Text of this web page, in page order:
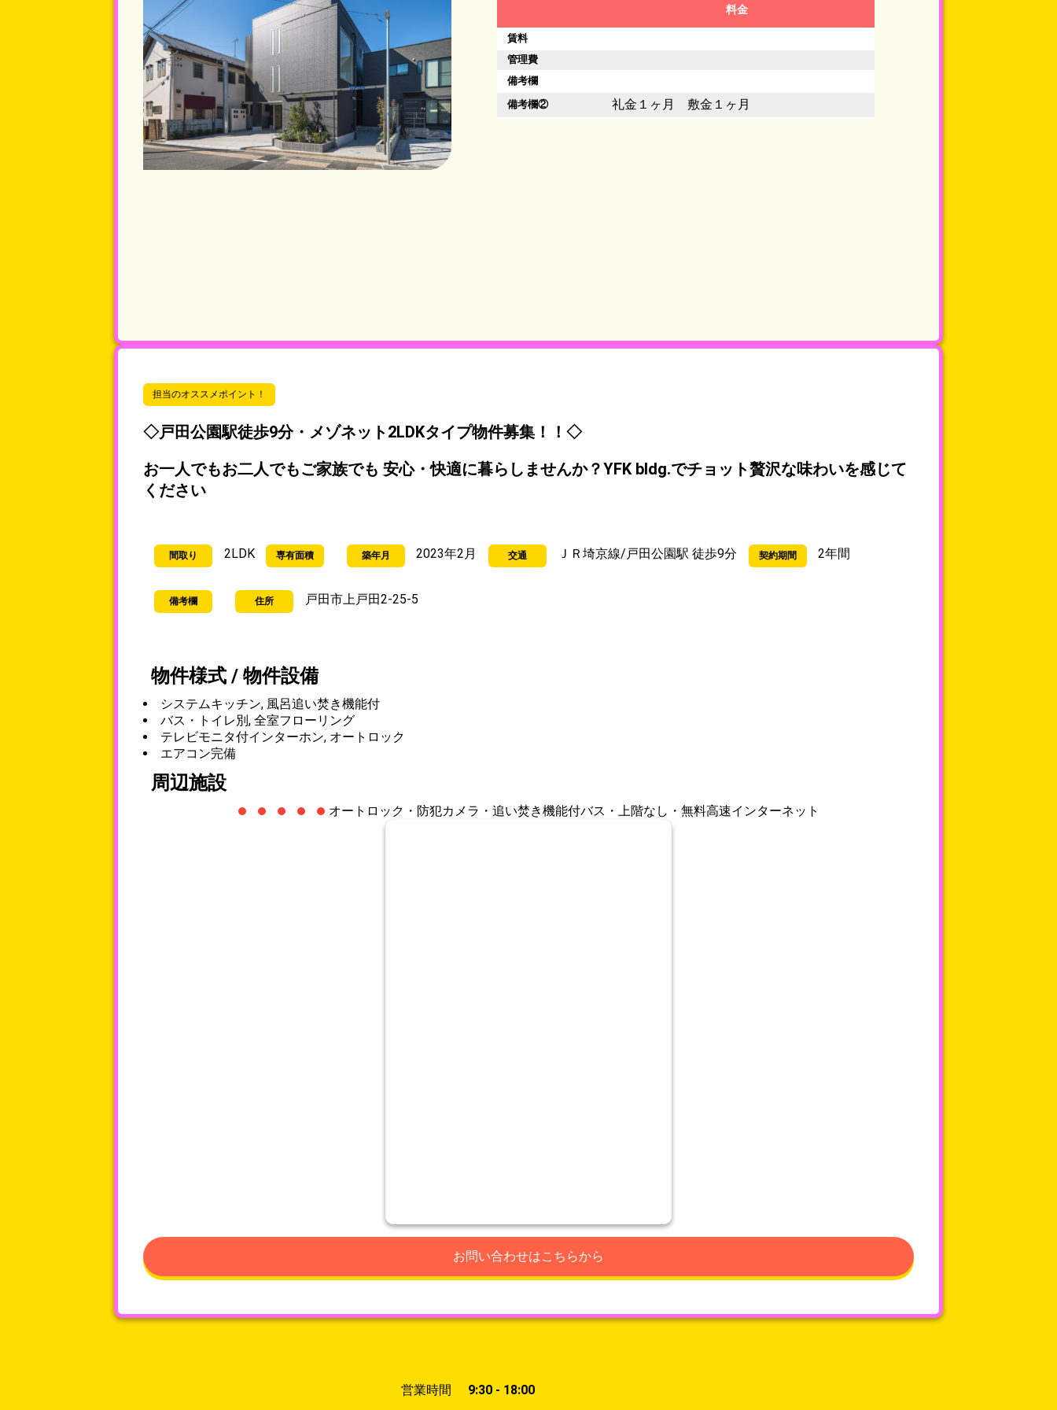
料金
賃料
管理費
備考欄
備考欄②
礼金１ヶ月 敷金１ヶ月
担当のオススメポイント！
◇戸田公園駅徒歩9分・メゾネット2LDKタイプ物件募集！！◇
お一人でもお二人でもご家族でも 安心・快適に暮らしませんか？YFK bldg.でチョット贅沢な味わいを感じて
ください
間取り 2LDK 専有面積 築年月 2023年2月 交通 ＪＲ埼京線/戸田公園駅 徒歩9分 契約期間 2年間
備考欄 住所 戸田市上戸田2-25-5
物件様式 / 物件設備
システムキッチン, 風呂追い焚き機能付
バス・トイレ別, 全室フローリング
テレビモニタ付インターホン, オートロック
エアコン完備
周辺施設
オートロック・防犯カメラ・追い焚き機能付バス・上階なし・無料高速インターネット
お問い合わせはこちらから
営業時間 9:30 - 18:00